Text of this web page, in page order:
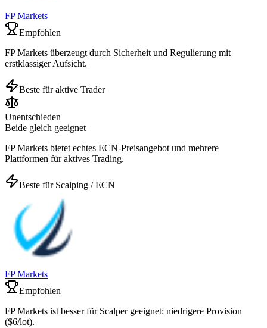
FP Markets
Empfohlen
FP Markets überzeugt durch Sicherheit und Regulierung mit
erstklassiger Aufsicht.
Beste für aktive Trader
Unentschieden
Beide gleich geeignet
FP Markets bietet echtes ECN-Preisangebot und mehrere
Plattformen für aktives Trading.
Beste für Scalping / ECN
FP Markets
Empfohlen
FP Markets ist besser für Scalper geeignet: niedrigere Provision
($6/lot).